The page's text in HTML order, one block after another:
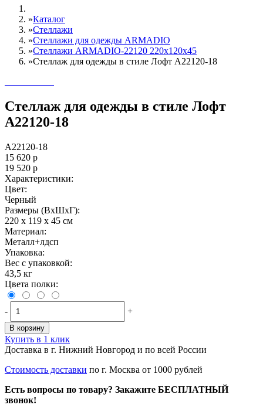
»Каталог
»Стеллажи
»Cтеллажи для одежды ARMADIO
»Стеллажи ARMADIO-22120 220х120х45
»Стеллаж для одежды в стиле Лофт A22120-18
Стеллаж для одежды в стиле Лофт
A22120-18
A22120-18
15 620 р
19 520 р
Характеристики:
Цвет:
Черный
Размеры (ВxШxГ):
220 x 119 x 45 см
Материал:
Металл+лдсп
Упаковка:
Вес с упаковкой:
43,5 кг
Цвета полки:
- +
В корзину
Купить в 1 клик
Доставка в г. Нижний Новгород и по всей России
Стоимость доставки по г. Москва от 1000 рублей
Есть вопросы по товару? Закажите БЕСПЛАТНЫЙ
звонок!